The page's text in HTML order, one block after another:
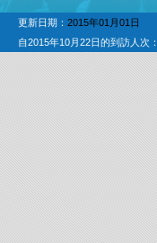
更新日期： 2015年01月01日
自2015年10月22日的到訪人次：